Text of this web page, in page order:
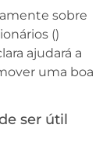
sobre
()
ajudará a
uma boa
ser útil